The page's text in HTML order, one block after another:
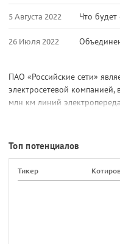
5 Августа 2022
26 Июля 2022
ПАО «Российские сети»
электросетевой
млн км линий
дочерних предприятий и
распределения
направлена на повышение
окружающей среды.
Указ об открытии АО
Топ потенциалов
Тикер